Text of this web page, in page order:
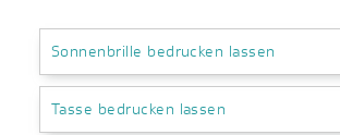
Sonnenbrille bedrucken lassen
Tasse bedrucken lassen